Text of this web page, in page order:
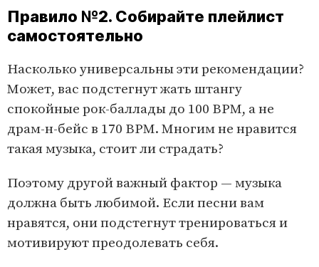
Правило №2. Собирайте плейлист
самостоятельно
Насколько универсальны эти рекомендации?
Может, вас подстегнут жать штангу
спокойные рок-баллады до 100 BPM, а не
драм-н-бейс в 170 BPM. Многим не нравится
такая музыка, стоит ли страдать?
Поэтому другой важный фактор — музыка
должна быть любимой. Если песни вам
нравятся, они подстегнут тренироваться и
мотивируют преодолевать себя.